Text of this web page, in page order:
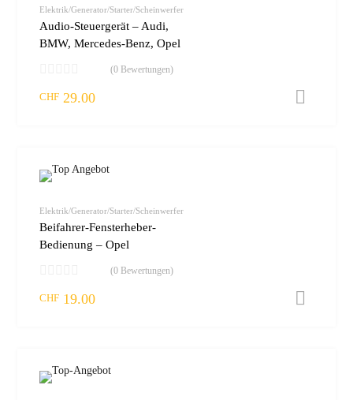
Elektrik/Generator/Starter/Scheinwerfer
Audio-Steuergerät – Audi,
BMW, Mercedes-Benz, Opel
(0 Bewertungen)
CHF 29.00
Elektrik/Generator/Starter/Scheinwerfer
Beifahrer-Fensterheber-
Bedienung – Opel
(0 Bewertungen)
CHF 19.00